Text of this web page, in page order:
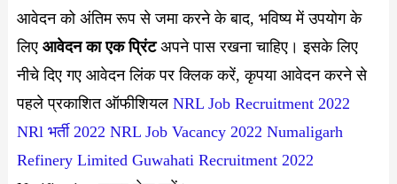
आवेदन को अंतिम रूप से जमा करने के बाद, भविष्य में उपयोग के
लिए आवेदन का एक प्रिंटअपने पास रखना चाहिए। इसके लिए
नीचे दिए गए आवेदन लिंक पर क्लिक करें, कृपया आवेदन करने से
पहले प्रकाशित ऑफीशियल NRL Job Recruitment 2022
NRl भर्ती 2022 NRL Job Vacancy 2022 Numaligarh
Refinery Limited Guwahati Recruitment 2022